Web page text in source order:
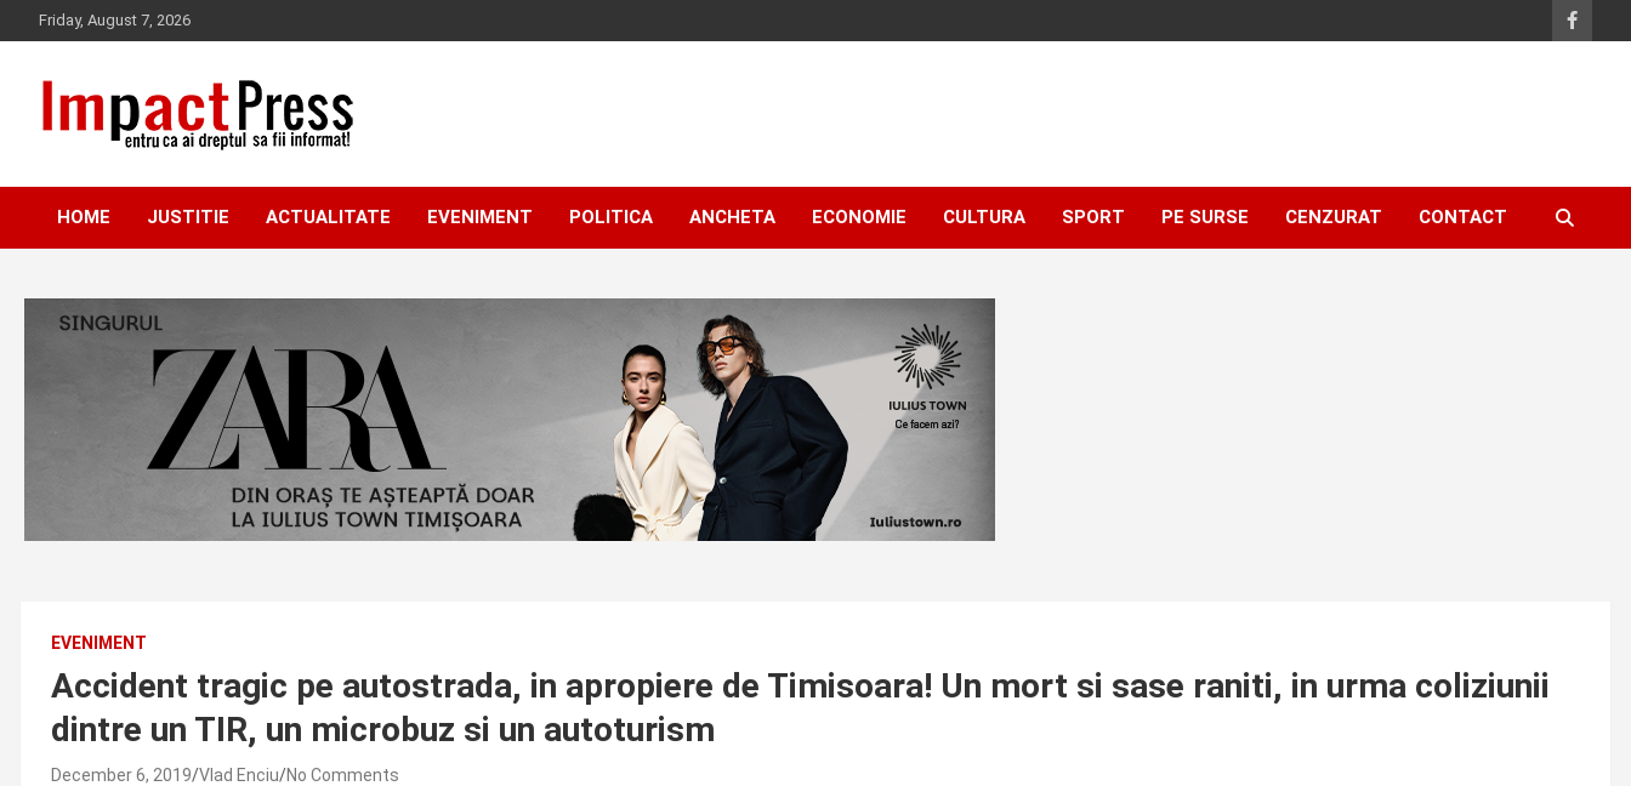
to
Friday, August 7, 2026
IMPACTPRESS
HOME JUSTITIE ACTUALITATE EVENIMENT POLITICA ANCHETA ECONOMIE CULTURA SPORT PE SURSE CENZURAT CONTACT
EVENIMENT
Accident tragic pe autostrada, in apropiere de Timisoara! Un mort si sase raniti, in urma coliziunii
dintre un TIR, un microbuz si un autoturism
December 6, 2019 Vlad Enciu No Comments